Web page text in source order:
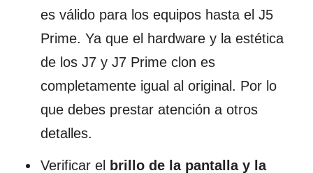
es válido para los equipos hasta el J5
Prime. Ya que el hardware y la estética
de los J7 y J7 Prime clon es
completamente igual al original. Por lo
que debes prestar atención a otros
detalles.
Verificar el
brillo de la pantalla y la